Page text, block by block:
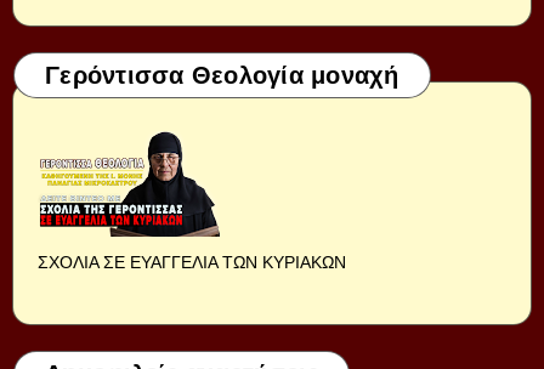
Γερόντισσα Θεολογία μοναχή
ΣΧΟΛΙΑ ΣΕ ΕΥΑΓΓΕΛΙΑ ΤΩΝ ΚΥΡΙΑΚΩΝ